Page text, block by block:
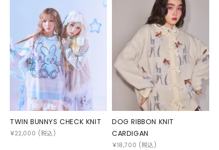
TWIN BUNNYS CHECK KNIT
￥22,000 (税込)
DOG RIBBON KNIT
CARDIGAN
￥18,700 (税込)